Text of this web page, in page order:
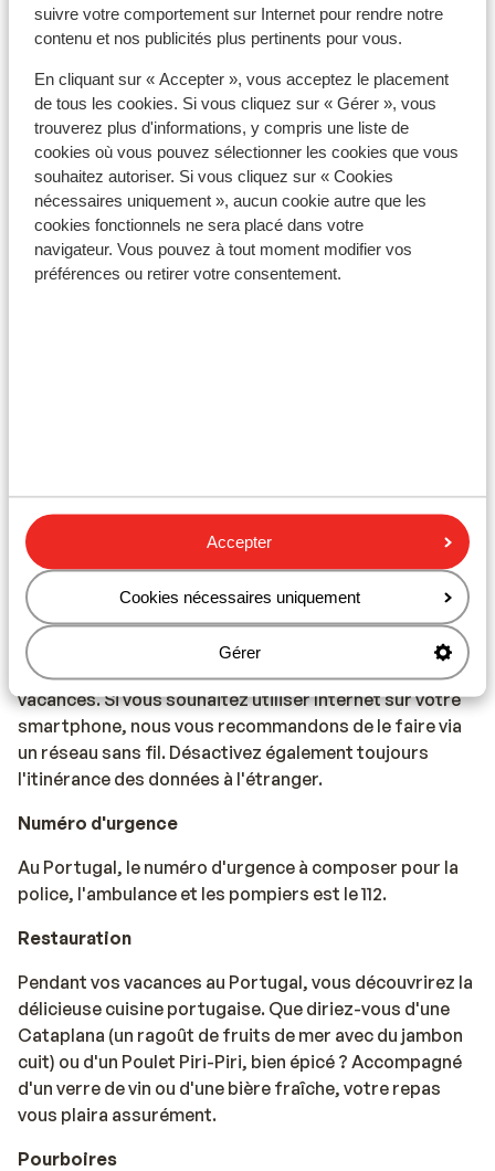
suivre votre comportement sur Internet pour rendre notre
contenu et nos publicités plus pertinents pour vous.
En cliquant sur « Accepter », vous acceptez le placement
de tous les cookies. Si vous cliquez sur « Gérer », vous
trouverez plus d'informations, y compris une liste de
cookies où vous pouvez sélectionner les cookies que vous
souhaitez autoriser. Si vous cliquez sur « Cookies
nécessaires uniquement », aucun cookie autre que les
cookies fonctionnels ne sera placé dans votre
navigateur. Vous pouvez à tout moment modifier vos
préférences ou retirer votre consentement.
Accepter
Cookies nécessaires uniquement
Gérer
Veuillez noter que la possession de documents de
voyage en cours de validité relève de votre
Attention !
Pour le Portugal :
Chaque réservation doit inclure au moins une personne
de 18 ans ou plus par chambre.
Téléphonie
Vous pouvez utiliser votre téléphone mobile au
Portugal. Cependant, nous vous conseillons d'éviter
d'y recourir en raison de coûts élevés facturés par
l'opérateur en cas de déplacement à l'étranger.
Informez-vous auprès de lui avant de partir en
vacances. Si vous souhaitez utiliser Internet sur votre
smartphone, nous vous recommandons de le faire via
un réseau sans fil. Désactivez également toujours
l'itinérance des données à l'étranger.
Numéro d'urgence
Au Portugal, le numéro d'urgence à composer pour la
police, l'ambulance et les pompiers est le 112.
Restauration
Pendant vos vacances au Portugal, vous découvrirez la
délicieuse cuisine portugaise. Que diriez-vous d'une
Cataplana (un ragoût de fruits de mer avec du jambon
cuit) ou d'un Poulet Piri-Piri, bien épicé ? Accompagné
d'un verre de vin ou d'une bière fraîche, votre repas
vous plaira assurément.
Pourboires